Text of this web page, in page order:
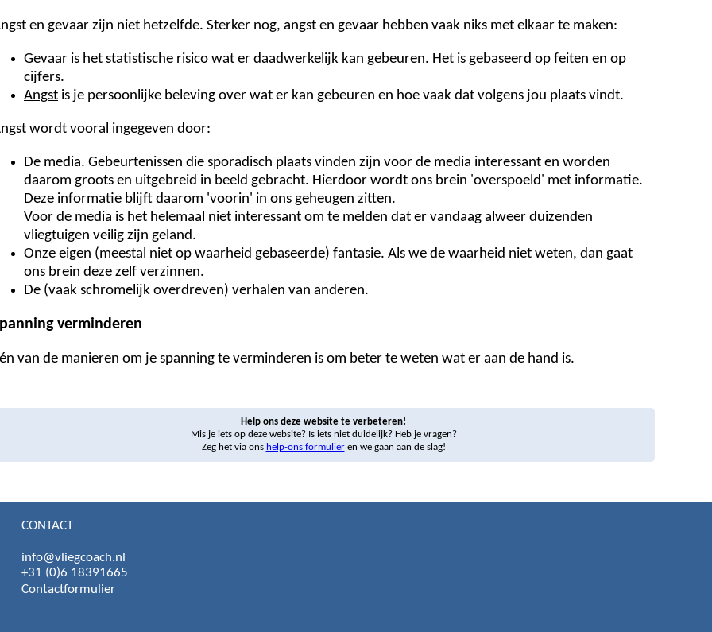
en gevaar zijn niet hetzelfde. Sterker nog, angst en gevaar hebben vaak niks met elkaar te maken:
Gevaar is het statistische risico wat er daadwerkelijk kan gebeuren. Het is gebaseerd op feiten en op
cijfers.
Angst is je persoonlijke beleving over wat er kan gebeuren en hoe vaak dat volgens jou plaats vindt.
wordt vooral ingegeven door:
De media. Gebeurtenissen die sporadisch plaats vinden zijn voor de media interessant en worden
daarom groots en uitgebreid in beeld gebracht. Hierdoor wordt ons brein 'overspoeld' met informatie.
Deze informatie blijft daarom 'voorin' in ons geheugen zitten.
Voor de media is het helemaal niet interessant om te melden dat er vandaag alweer duizenden
vliegtuigen veilig zijn geland.
Onze eigen (meestal niet op waarheid gebaseerde) fantasie. Als we de waarheid niet weten, dan gaat
ons brein deze zelf verzinnen.
De (vaak schromelijk overdreven) verhalen van anderen.
verminderen
van de manieren om je spanning te verminderen is om beter te weten wat er aan de hand is.
Help ons deze website te verbeteren!
Mis je iets op deze website? Is iets niet duidelijk? Heb je vragen?
Zeg het via ons help-ons formulieren we gaan aan de slag!
CONTACT
info@vliegcoach.nl
+31 (0)6 18391665
Contactformulier